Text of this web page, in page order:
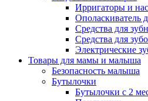
Ирригаторы и
Ополаскиватель
Средства для
Средства для
Электрические
Товары для мамы и малыша
Безопасность малыша
Бутылочки
Бутылочки с 2